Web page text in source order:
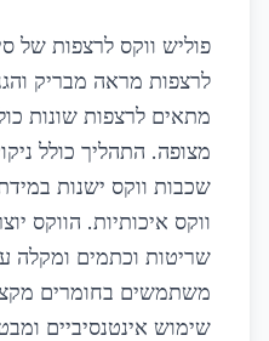
פוליש ווקס לרצפות של
לרצפות מראה מבריק
מצופה. התהליך כולל
שכבות ווקס ישנות
ווקס איכותיות. הווקס
שריטות וכתמים ומקלה
משתמשים בחומרים
שימוש אינטנסיביים